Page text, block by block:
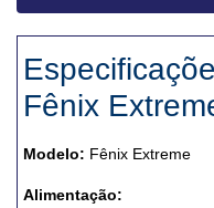
Fênix
Modelo: Fênix Extreme
Alimentação: